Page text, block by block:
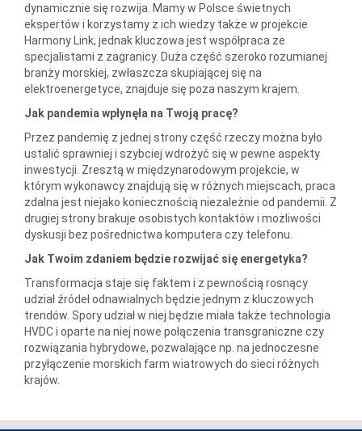
dynamicznie się rozwija. Mamy w Polsce świetnych
ekspertów i korzystamy z ich wiedzy także w projekcie
Harmony Link, jednak kluczowa jest współpraca ze
specjalistami z zagranicy. Duża część szeroko rozumianej
branży morskiej, zwłaszcza skupiającej się na
elektroenergetyce, znajduje się poza naszym krajem.
Jak pandemia wpłynęła na Twoją pracę?
Przez pandemię z jednej strony część rzeczy można było
ustalić sprawniej i szybciej wdrożyć się w pewne aspekty
inwestycji. Zresztą w międzynarodowym projekcie, w
którym wykonawcy znajdują się w różnych miejscach, praca
zdalna jest niejako koniecznością niezależnie od pandemii. Z
drugiej strony brakuje osobistych kontaktów i możliwości
dyskusji bez pośrednictwa komputera czy telefonu.
Jak Twoim zdaniem będzie rozwijać się energetyka?
Transformacja staje się faktem i z pewnością rosnący
udział źródeł odnawialnych będzie jednym z kluczowych
trendów. Spory udział w niej będzie miała także technologia
HVDC i oparte na niej nowe połączenia transgraniczne czy
rozwiązania hybrydowe, pozwalające np. na jednoczesne
przyłączenie morskich farm wiatrowych do sieci różnych
krajów.